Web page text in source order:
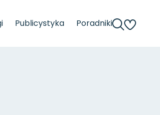
Publicystyka Poradniki